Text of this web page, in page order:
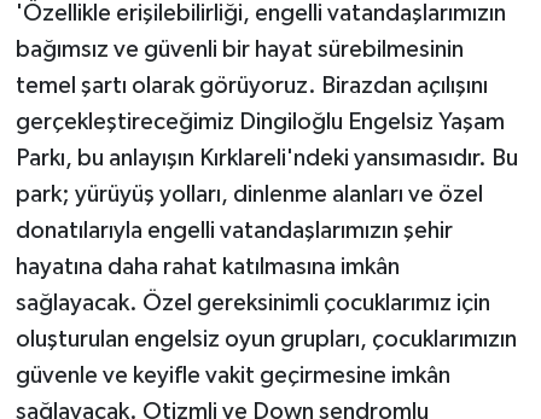
'Özellikle erişilebilirliği, engelli vatandaşlarımızın
bağımsız ve güvenli bir hayat sürebilmesinin
temel şartı olarak görüyoruz. Birazdan açılışını
gerçekleştireceğimiz Dingiloğlu Engelsiz Yaşam
Parkı, bu anlayışın Kırklareli'ndeki yansımasıdır. Bu
park; yürüyüş yolları, dinlenme alanları ve özel
donatılarıyla engelli vatandaşlarımızın şehir
hayatına daha rahat katılmasına imkân
sağlayacak. Özel gereksinimli çocuklarımız için
oluşturulan engelsiz oyun grupları, çocuklarımızın
güvenle ve keyifle vakit geçirmesine imkân
sağlayacak. Otizmli ve Down sendromlu